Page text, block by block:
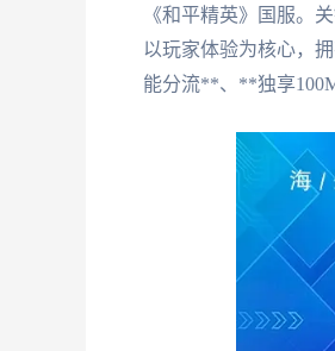
《和平精英》国服。
以玩家体验为核心，
能分流**、**独享